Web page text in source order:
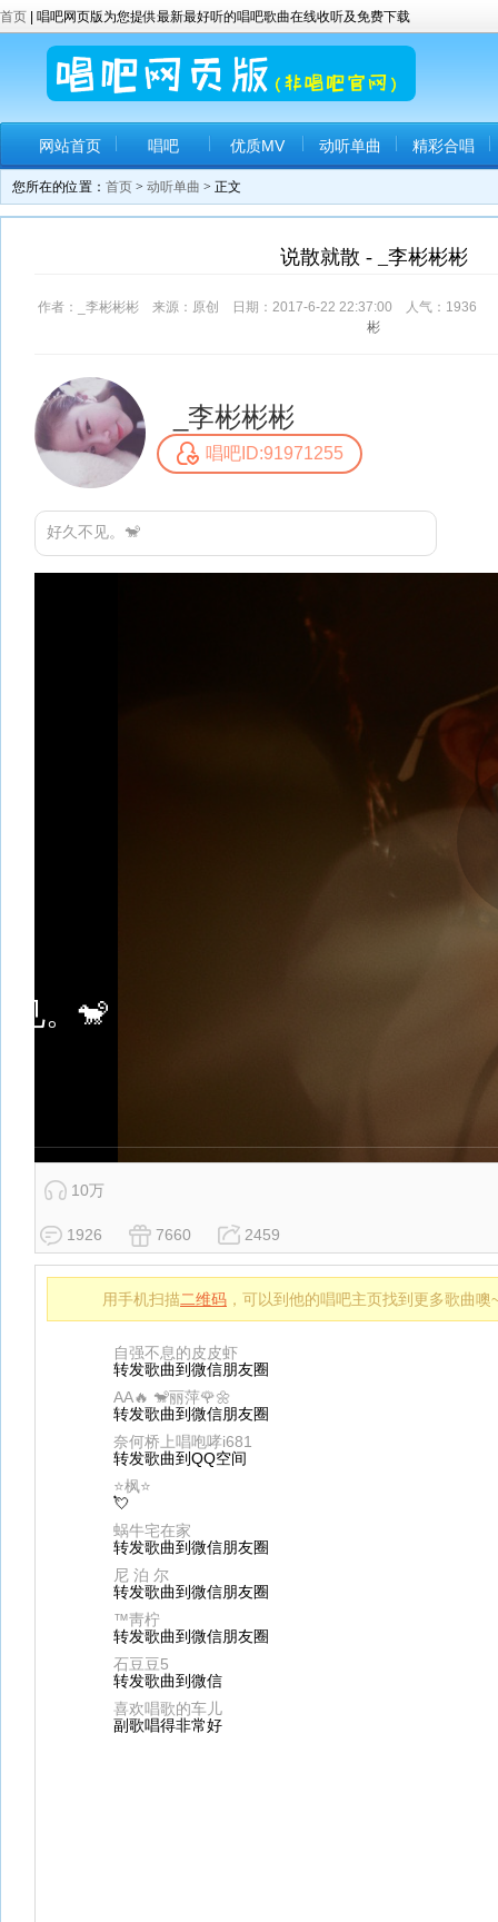
首页 | 唱吧网页版为您提供最新最好听的唱吧歌曲在线收听及免费下载
网站首页 唱吧 优质MV 动听单曲 精彩合唱
您所在的位置： 首页 > 动听单曲 > 正文
说散就散 - _李彬彬彬
作者：_李彬彬彬 来源：原创 日期：2017-6-22 22:37:00 人气： 1936
彬
_李彬彬彬
唱吧ID:91971255
好久不见。🐒
10万
1926 7660 2459
用手机扫描二维码 ，可以到他的唱吧主页找到更多歌曲噢
自强不息的皮皮虾
转发歌曲到微信朋友圈
AA🔥 🐒丽萍🌹🌼
转发歌曲到微信朋友圈
奈何桥上唱咆哮i681
转发歌曲到QQ空间
⭐枫⭐
💘
蜗牛宅在家
转发歌曲到微信朋友圈
尼 泊 尔
转发歌曲到微信朋友圈
™靑柠
转发歌曲到微信朋友圈
石豆豆5
转发歌曲到微信
喜欢唱歌的车儿
副歌唱得非常好